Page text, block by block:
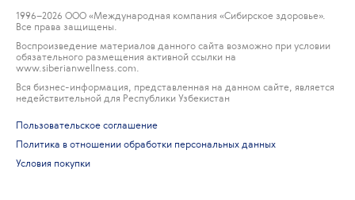
1996–2026 ООО «Международная компания «Сибирское здоровье».
Все права защищены.
Воспроизведение материалов данного сайта возможно при условии
обязательного размещения активной ссылки на
www.siberianwellness.com.
Вся бизнес-информация, представленная на данном сайте, является
недействительной для Республики Узбекистан
Пользовательское соглашение
Политика в отношении обработки персональных данных
Условия покупки